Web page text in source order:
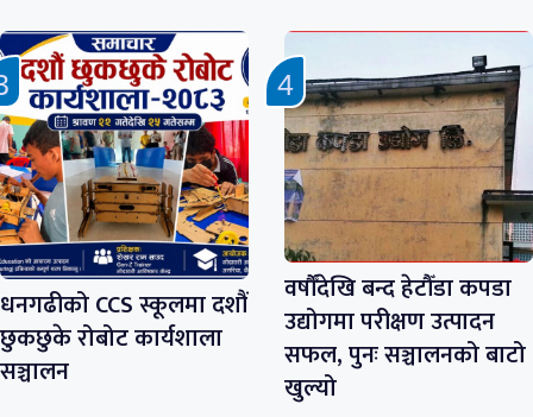
धनगढीको CCS स्कूलमा दशौं
छुकछुके रोबोट कार्यशाला
सञ्चालन
वर्षौँदेखि बन्द हेटौँडा कपडा
उद्योगमा परीक्षण उत्पादन
सफल, पुनः सञ्चालनको बाटो
खुल्यो